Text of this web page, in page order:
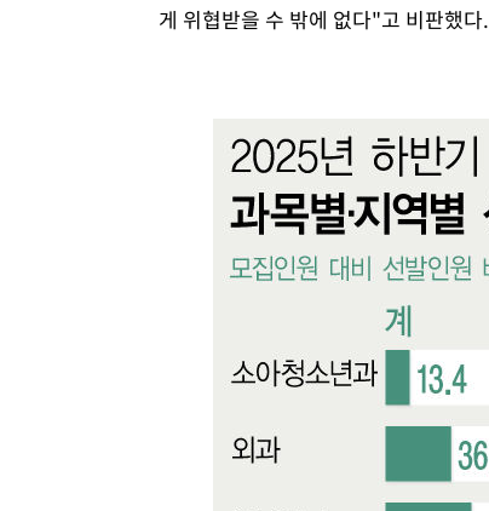
게 위협받을 수 밖에 없다"고 비판했다.